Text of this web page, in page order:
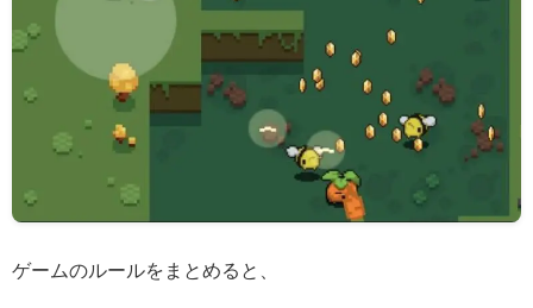
ゲームのルールをまとめると、